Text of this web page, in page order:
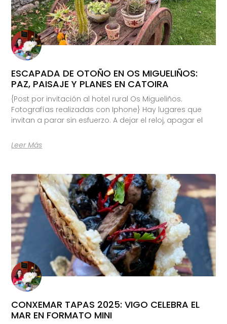
ESCAPADA DE OTOÑO EN OS MIGUELIÑOS:
PAZ, PAISAJE Y PLANES EN CATOIRA
{Post por invitación al hotel rural Os Migueliños.
Fotografías realizadas con Iphone} Hay lugares que
invitan a parar sin esfuerzo. A dejar el reloj, apagar el
Leer Más
CONXEMAR TAPAS 2025: VIGO CELEBRA EL
MAR EN FORMATO MINI